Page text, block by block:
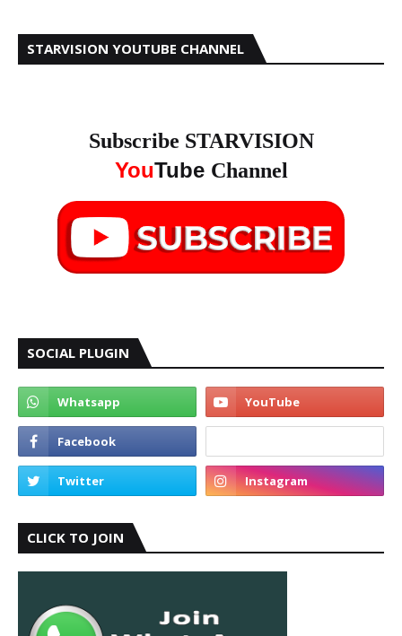
STARVISION YOUTUBE CHANNEL
Subscribe STARVISION
YouTube Channel
SOCIAL PLUGIN
CLICK TO JOIN